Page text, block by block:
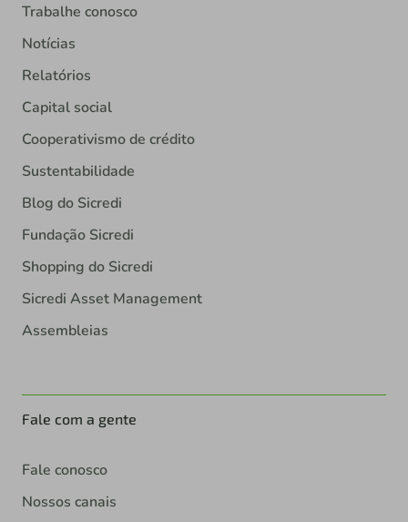
Trabalhe conosco
Notícias
Relatórios
Capital social
Cooperativismo de crédito
Sustentabilidade
Blog do Sicredi
Fundação Sicredi
Shopping do Sicredi
Sicredi Asset Management
Assembleias
Fale com a gente
Fale conosco
Nossos canais